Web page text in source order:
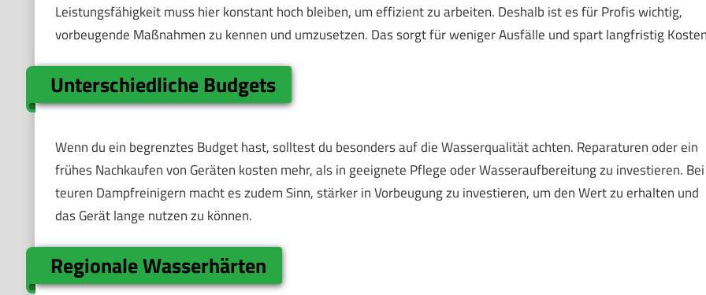
Leistungsfähigkeit muss hier konstant hoch bleiben, um effizient zu arbeiten. Deshalb ist es für Profis wichtig,
vorbeugende Maßnahmen zu kennen und umzusetzen. Das sorgt für weniger Ausfälle und spart langfristig
Unterschiedliche Budgets
Wenn du ein begrenztes Budget hast, solltest du besonders auf die Wasserqualität achten. Reparaturen oder ein
frühes Nachkaufen von Geräten kosten mehr, als in geeignete Pflege oder Wasseraufbereitung zu investieren. Bei
teuren Dampfreinigern macht es zudem Sinn, stärker in Vorbeugung zu investieren, um den Wert zu erhalten und
das Gerät lange nutzen zu können.
Regionale Wasserhärten